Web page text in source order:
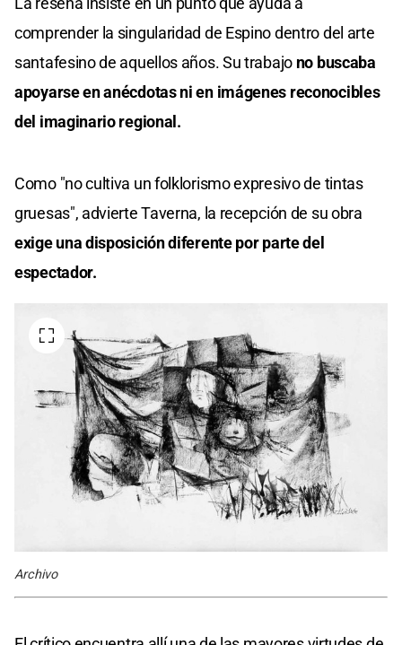
comprender la singularidad de Espino dentro del arte
santafesino de aquellos años. Su trabajo no buscaba
apoyarse en anécdotas ni en imágenes reconocibles
del imaginario regional.
Como "no cultiva un folklorismo expresivo de tintas
gruesas", advierte Taverna, la recepción de su obra
exige una disposición diferente por parte del
espectador.
Archivo